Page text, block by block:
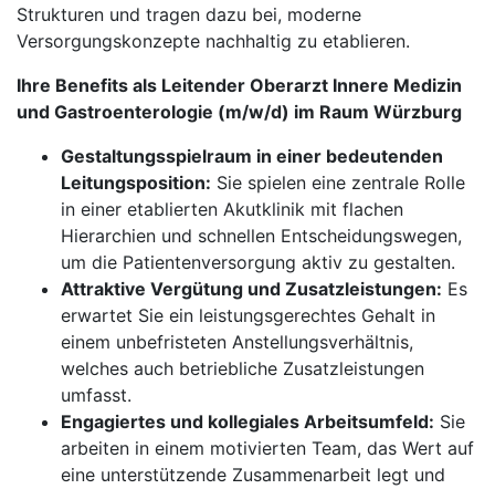
Strukturen und tragen dazu bei, moderne
Versorgungskonzepte nachhaltig zu etablieren.
Ihre Benefits als Leitender Oberarzt Innere Medizin
und Gastroenterologie (m/w/d) im Raum Würzburg
Gestaltungsspielraum in einer bedeutenden
Leitungsposition: Sie spielen eine zentrale Rolle
in einer etablierten Akutklinik mit flachen
Hierarchien und schnellen Entscheidungswegen,
um die Patientenversorgung aktiv zu gestalten.
Attraktive Vergütung und Zusatzleistungen: Es
erwartet Sie ein leistungsgerechtes Gehalt in
einem unbefristeten Anstellungsverhältnis,
welches auch betriebliche Zusatzleistungen
umfasst.
Engagiertes und kollegiales Arbeitsumfeld: Sie
arbeiten in einem motivierten Team, das Wert auf
eine unterstützende Zusammenarbeit legt und